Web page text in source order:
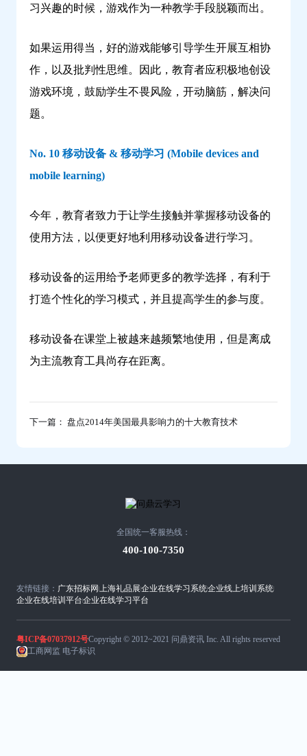
习兴趣的时候，游戏作为一种教学手段脱颖而出。
如果运用得当，好的游戏能够引导学生开展互相协
作，以及批判性思维。因此，教育者应积极地创设
游戏环境，鼓励学生不畏风险，开动脑筋，解决问
题。
No. 10 移动设备 & 移动学习 (Mobile devices and
mobile learning)
今年，教育者致力于让学生接触并掌握移动设备的
使用方法，以便更好地利用移动设备进行学习。
移动设备的运用给予老师更多的教学选择，有利于
打造个性化的学习模式，并且提高学生的参与度。
移动设备在课堂上被越来越频繁地使用，但是离成
为主流教育工具尚存在距离。
下一篇： 盘点2014年美国最具影响力的十大教育技术
友情链接： 广东招标网 上海礼品展企业在线学习系统企业线上培训系统
企业在线培训平台企业在线学习平台
全国统一客服热线：
400-100-7350
粤ICP备07037912号Copyright © 2012~2021 问鼎资讯 Inc. All rights reserved
工商网监 电子标识